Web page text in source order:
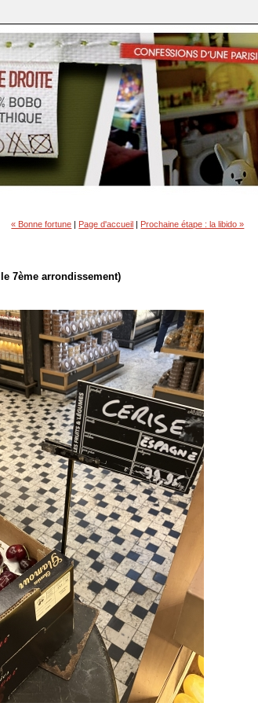
« Bonne fortune | Page d'accueil | Prochaine étape : la libido »
7ème arrondissement)